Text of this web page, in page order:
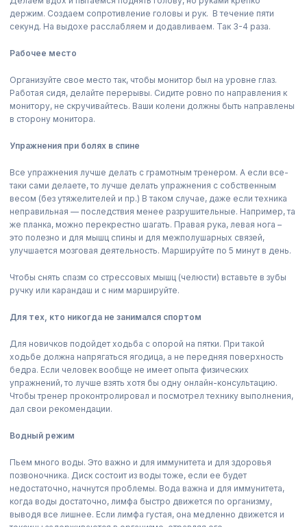
держим. Создаем сопротивление головы и рук. В течение пяти
секунд. На выдохе расслабляем и додавливаем. Так 3-4 раза.
Рабочее место
Организуйте свое место так, чтобы монитор был на уровне глаз.
Работая сидя, делайте перерывы. Сидите ровно по направления к
монитору, не скручивайтесь. Ваши колени должны быть направлены
в сторону монитора.
Упражнения при болях в спине
Все упражнения лучше делать с грамотным тренером. А если все-
таки сами делаете, то лучше делать упражнения с собственным
весом (без утяжелителей и пр.) В таком случае, даже если техника
неправильная — последствия менее разрушительные. Например, та
же планка, можно перекрестно шагать. Правая рука, левая нога –
это полезно и для мышц спины и для межполушарных связей,
улучшается мозговая деятельность. Маршируйте по 5 минут в день.
Чтобы снять спазм со стрессовых мышц (челюсти) вставьте в зубы
ручку или карандаш и с ним маршируйте.
Для тех, кто никогда не занимался спортом
Для новичков подойдет ходьба с опорой на пятки. При такой
ходьбе должна напрягаться ягодица, а не передняя поверхность
бедра. Если человек вообще не имеет опыта физических
упражнений, то лучше взять хотя бы одну онлайн-консультацию.
Чтобы тренер проконтролировал и посмотрел технику выполнения,
дал свои рекомендации.
Водный режим
Пьем много воды. Это важно и для иммунитета и для здоровья
позвоночника. Диск состоит из воды тоже, если ее будет
недостаточно, начнутся проблемы. Вода важна и для иммунитета,
когда воды достаточно, лимфа быстро движется по организму,
выводя все лишнее. Если лимфа густая, она медленно движется и